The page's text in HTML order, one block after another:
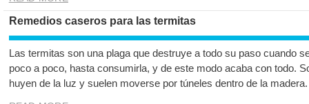
Remedios caseros para las termitas
Las termitas son una plaga que destruye a todo su paso cuando
poco a poco, hasta consumirla, y de este modo acaba con todo.
huyen de la luz y suelen moverse por túneles dentro de la